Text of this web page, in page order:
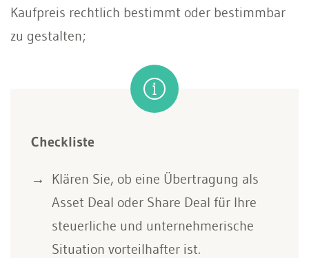
Kaufpreis rechtlich bestimmt oder bestimmbar
zu gestalten;
Checkliste
Klären Sie, ob eine Übertragung als
Asset Deal oder Share Deal für Ihre
steuerliche und unternehmerische
Situation vorteilhafter ist.